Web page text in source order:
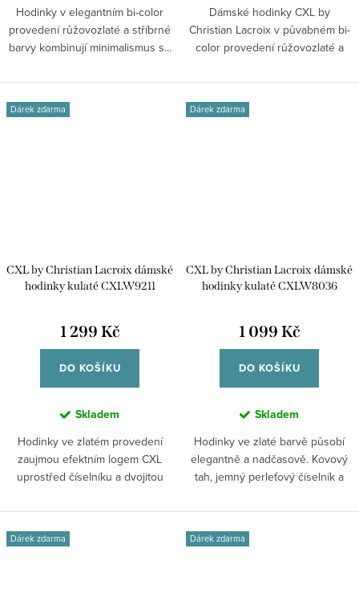
Hodinky v elegantním bi-color
provedení růžovozlaté a stříbrné
barvy kombinují minimalismus s...
Dámské hodinky CXL by
Christian Lacroix v půvabném bi-
color provedení růžovozlaté a
Dárek zdarma
CXL by Christian Lacroix dámské
hodinky kulaté CXLW9211
1 299 Kč
DO KOŠÍKU
Skladem
Hodinky ve zlatém provedení
zaujmou efektním logem CXL
uprostřed číselníku a dvojitou
Dárek zdarma
CXL by Christian Lacroix dámské
hodinky kulaté CXLW8036
1 099 Kč
DO KOŠÍKU
Skladem
Hodinky ve zlaté barvě působí
elegantně a nadčasově. Kovový
tah, jemný perleťový číselník a
Dárek zdarma Dárek zdarma